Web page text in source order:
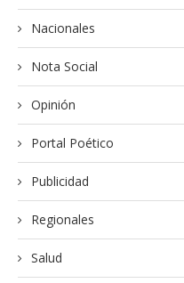
Nacionales
Nota Social
Opinión
Portal Poético
Publicidad
Regionales
Salud